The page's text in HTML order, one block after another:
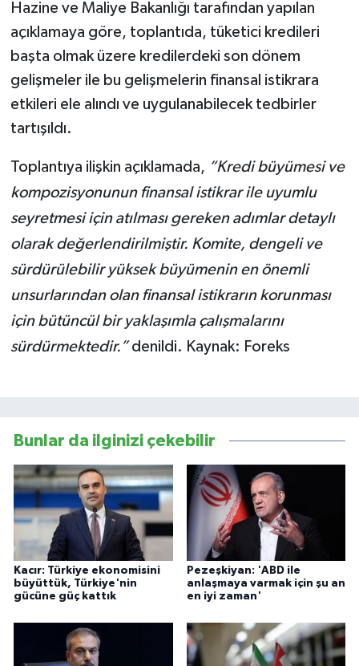
Hazine ve Maliye Bakanlığı tarafından yapılan
açıklamaya göre, toplantıda, tüketici kredileri
başta olmak üzere kredilerdeki son dönem
gelişmeler ile bu gelişmelerin finansal istikrara
etkileri ele alındı ve uygulanabilecek tedbirler
tartışıldı.
Toplantıya ilişkin açıklamada, “Kredi büyümesi ve
kompozisyonunun finansal istikrar ile uyumlu
seyretmesi için atılması gereken adımlar detaylı
olarak değerlendirilmiştir. Komite, dengeli ve
sürdürülebilir yüksek büyümenin en önemli
unsurlarından olan finansal istikrarın korunması
için bütüncül bir yaklaşımla çalışmalarını
sürdürmektedir.” denildi. Kaynak: Foreks
Bunlar da ilginizi çekebilir
Kacır: Türkiye ekonomisini
büyüttük, Türkiye'nin
gücüne güç kattık
Pezeşkiyan: 'ABD ile
anlaşmaya varmak için şu an
en iyi zaman'